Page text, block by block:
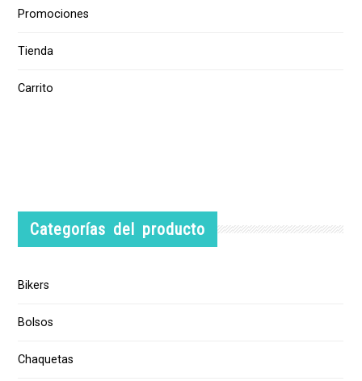
Promociones
Tienda
Carrito
Categorías del producto
Bikers
Bolsos
Chaquetas